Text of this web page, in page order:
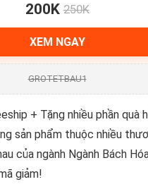
200K 250K
XEM NGAY
GROTETBAU1
+ Tặng nhiều phần quà
sản phẩm thuộc nhiều
của ngành Ngành Bách
giảm!